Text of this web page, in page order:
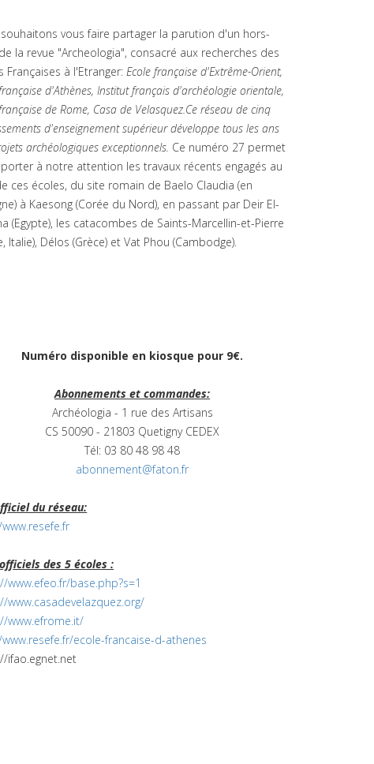
vous faire partager la parution d'un hors-
la revue "Archeologia", consacré aux recherches des
Françaises à l'Etranger:Ecole française d'Extrême-Orient,
d'Athènes, Institut français d'archéologie orientale,
de Rome, Casa de Velasquez.Ce réseau de cinq
d'enseignement supérieur développe tous les ans
archéologiques exceptionnels. Ce numéro 27 permet
à notre attention les travaux récents engagés au
ces écoles, du site romain de Baelo Claudia (en
à Kaesong (Corée du Nord), en passant par Deir El-
(Egypte), les catacombes de Saints-Marcellin-et-Pierre
Italie), Délos (Grèce) et Vat Phou (Cambodge).
Numéro disponible en kiosque pour 9€.
Abonnements et commandes:
Archéologia - 1 rue des Artisans
CS 50090 - 21803 Quetigny CEDEX
Tél: 03 80 48 98 48
abonnement@faton.fr
du réseau:
des 5 écoles :
www.efeo.fr/base.php?s=1
www.casadevelazquez.org/
www.efrome.it/
ecole-francaise-d-athenes
ifao.egnet.net